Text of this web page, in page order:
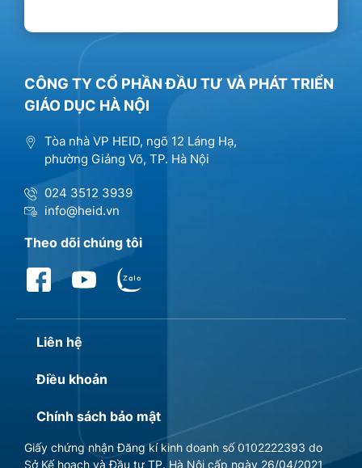
CÔNG TY CỔ PHẦN ĐẦU TƯ VÀ PHÁT TRIỂN
GIÁO DỤC HÀ NỘI
Tòa nhà VP HEID, ngõ 12 Láng Hạ,
phường Giảng Võ, TP. Hà Nội
024 3512 3939
info@heid.vn
Theo dõi chúng tôi
Liên hệ
Điều khoản
Chính sách bảo mật
Giấy chứng nhận Đăng kí kinh doanh số 0102222393 do
Sở Kế hoạch và Đầu tư TP. Hà Nội cấp ngày 26/04/2021